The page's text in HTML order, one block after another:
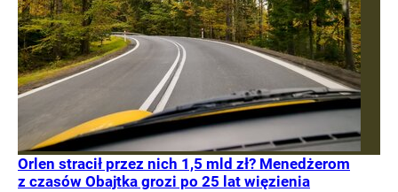
Orlen stracił przez nich 1,5 mld zł? Menedżerom
z czasów Obajtka grozi po 25 lat więzienia